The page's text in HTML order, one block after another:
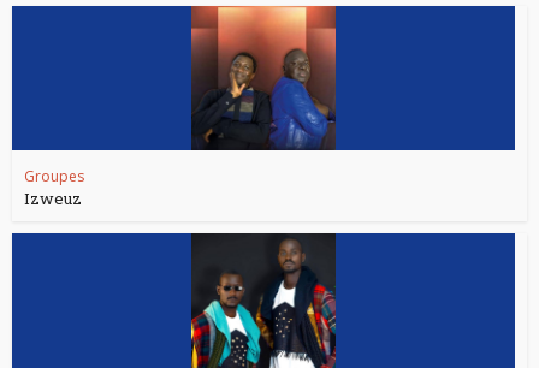
Groupes
Izweuz